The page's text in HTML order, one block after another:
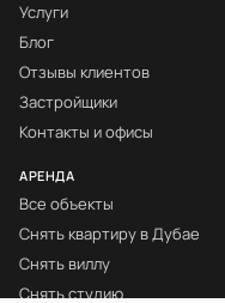
Услуги
Блог
Отзывы клиентов
Застройщики
Контакты и офисы
АРЕНДА
Все объекты
Снять квартиру в Дубае
Снять виллу
Снять студию